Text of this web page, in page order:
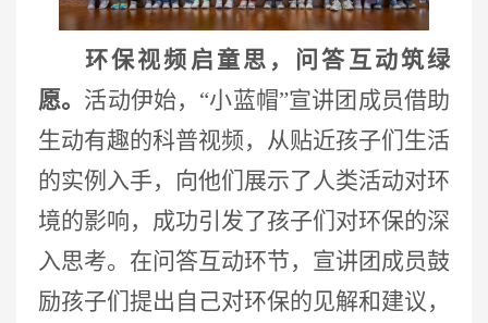
环保视频启童思，问答互动筑绿
愿。 活动伊始， “小蓝帽”宣讲团成员借助
生动有趣的科普视频，从贴近孩子们生活
的实例入手，向他们展示了人类活动对环
境的影响，成功引发了孩子们对环保的深
入思考。在问答互动环节，宣讲团成员鼓
励孩子们提出自己对环保的见解和建议，